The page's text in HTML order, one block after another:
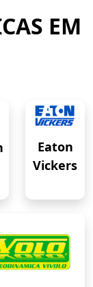
EM
Eaton
Vickers